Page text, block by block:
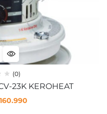
(0)
23K KEROHEAT